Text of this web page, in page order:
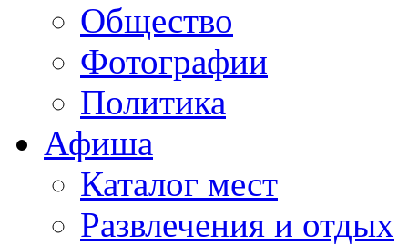
Общество
Фотографии
Политика
Афиша
Каталог мест
Развлечения и отдых